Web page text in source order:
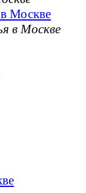
Москве